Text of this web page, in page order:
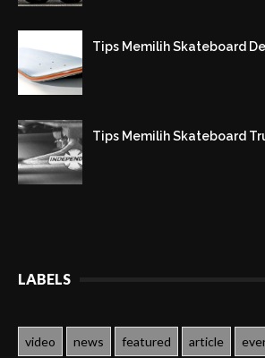
Tips Memilih Skateboard
Tips Memilih Skateboard
LABELS
video news featured article